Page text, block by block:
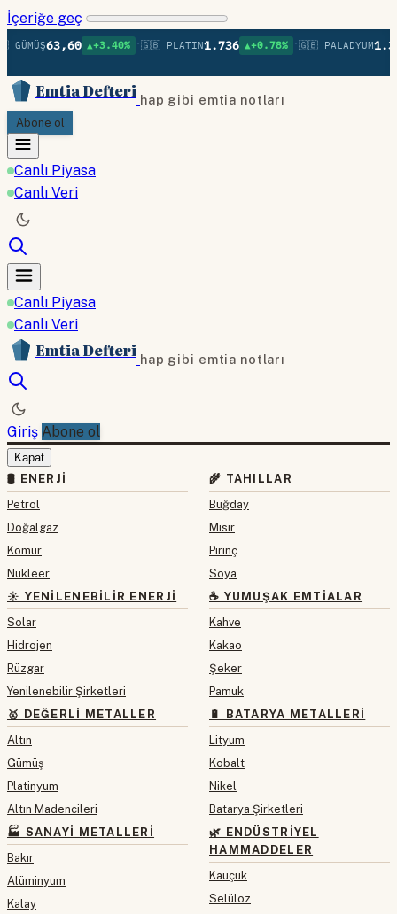
İçeriğe geç
63,60 ▲+3.40% •🇬🇧 PLATIN1.736 ▲+0.78% •🇬🇧 PALADYUM1.379
Emtia Defteri hap gibi emtia notları
Abone ol
Canlı Piyasa
Canlı Veri
Canlı Piyasa
Canlı Veri
Emtia Defteri hap gibi emtia notları
Giriş Abone ol
Kapat
🛢 ENERJI
Petrol
Doğalgaz
Kömür
Nükleer
☀️ YENILENEBILIR ENERJI
Solar
Hidrojen
Rüzgar
Yenilenebilir Şirketleri
🥇 DEĞERLI METALLER
Altın
Gümüş
Platinyum
Altın Madencileri
🏭 SANAYI METALLERI
Bakır
Alüminyum
Kalay
🌾 TAHILLAR
Buğday
Mısır
Pirinç
Soya
☕ YUMUŞAK EMTIALAR
Kahve
Kakao
Şeker
Pamuk
🔋 BATARYA METALLERI
Lityum
Kobalt
Nikel
Batarya Şirketleri
🌿 ENDÜSTRIYEL
HAMMADDELER
Kauçuk
Selüloz